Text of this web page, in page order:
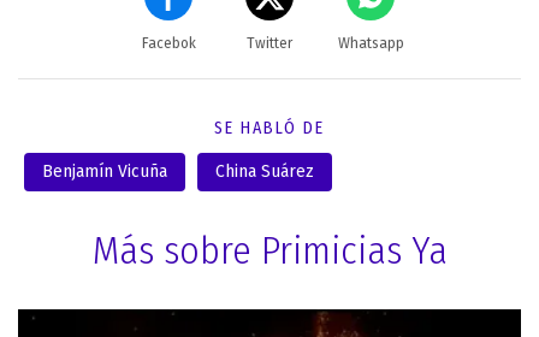
Facebok Twitter Whatsapp
SE HABLÓ DE
Benjamín Vicuña China Suárez
Más sobre Primicias Ya